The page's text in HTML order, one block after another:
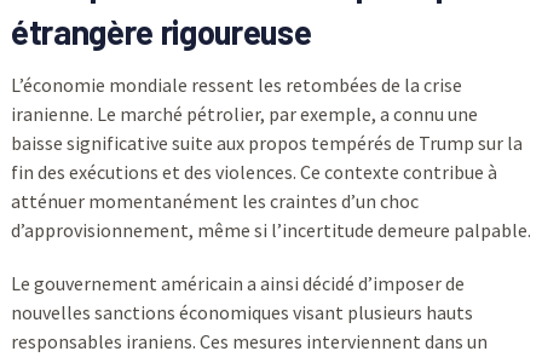
étrangère rigoureuse
L’économie mondiale ressent les retombées de la crise
iranienne. Le marché pétrolier, par exemple, a connu une
baisse significative suite aux propos tempérés de Trump sur la
fin des exécutions et des violences. Ce contexte contribue à
atténuer momentanément les craintes d’un choc
d’approvisionnement, même si l’incertitude demeure palpable.
Le gouvernement américain a ainsi décidé d’imposer de
nouvelles sanctions économiques visant plusieurs hauts
responsables iraniens. Ces mesures interviennent dans un